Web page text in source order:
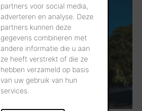
partners voor social media,
adverteren en analyse. Deze
partners kunnen deze
gegevens combineren met
andere informatie die u aan
ze heeft verstrekt of die ze
hebben verzameld op basis
van uw gebruik van hun
services.